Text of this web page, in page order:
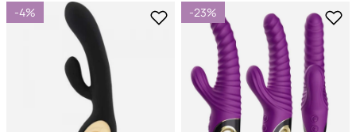
-4% -23%